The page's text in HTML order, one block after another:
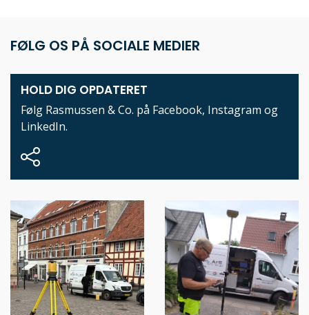
FØLG OS PÅ SOCIALE MEDIER
HOLD DIG OPDATERET
Følg Rasmussen & Co. på Facebook, Instagram og
LinkedIn.